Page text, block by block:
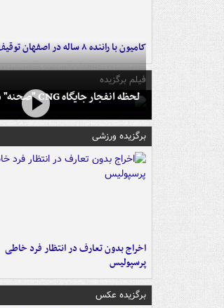
کامیون با راننده ۸ ساله در اصفهان توقیف شد
فیلم برگزیده
لحظه انفجار جایگاه CNG "صحنه" در دوربین مداربسته
برگزیده ورزشی
اخراج بدون تعارف در انتظار فرد خاطی
پرسپولیس
برگزیده عکس